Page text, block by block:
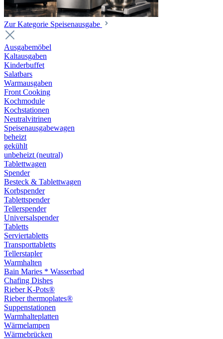
Zur Kategorie Speisenausgabe
Ausgabemöbel
Kaltausgaben
Kinderbuffet
Salatbars
Warmausgaben
Front Cooking
Kochmodule
Kochstationen
Neutralvitrinen
Speisenausgabewagen
beheizt
gekühlt
unbeheizt (neutral)
Tablettwagen
Spender
Besteck & Tablettwagen
Korbspender
Tablettspender
Tellerspender
Universalspender
Tabletts
Serviertabletts
Transporttabletts
Tellerstapler
Warmhalten
Bain Maries * Wasserbad
Chafing Dishes
Rieber K-Pots®
Rieber thermoplates®
Suppenstationen
Warmhalteplatten
Wärmelampen
Wärmebrücken